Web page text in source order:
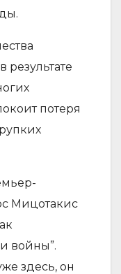
результате
потеря
Мицотакис
войны”.
здесь, он